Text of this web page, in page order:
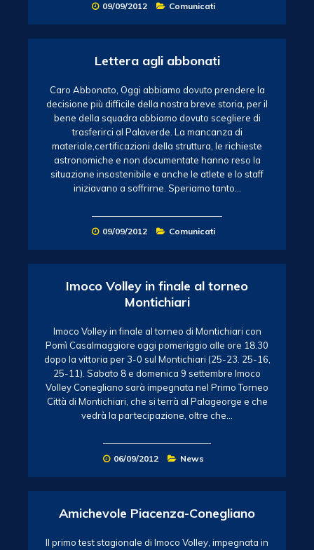
09/09/2012 Comunicati
Lettera agli abbonati
Caro Abbonato, Oggi abbiamo dovuto prendere la
decisione più difficile della nostra breve storia, per il
bene della squadra abbiamo dovuto scegliere di
trasferirci al Palaverde. La mancanza di
materiale,certificazioni della struttura, le richieste
astronomiche e non documentate hanno reso la
situazione insostenibile e anche le atlete e lo staff
iniziavano a soffrirne. Speriamo tanto…
09/09/2012 Comunicati
Imoco Volley in finale al torneo
Montichiari
Imoco Volley in finale al torneo di Montichiari con
Pomì Casalmaggiore oggi pomeriggio alle ore 18.30
dopo la vittoria per 3-0 sul Montichiari (25-23. 25-16,
25-11). Sabato 8 e domenica 9 settembre Imoco
Volley Conegliano sarà impegnata nel Primo Torneo
Città di Montichiari, che si terrà al Palageorge e che
vedrà la partecipazione, oltre che…
06/09/2012 News
Amichevole Piacenza-Conegliano
Il primo test stagionale di Imoco Volley, impegnata in